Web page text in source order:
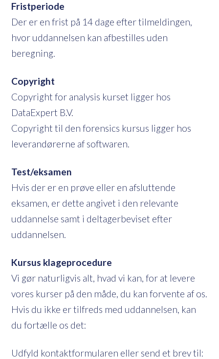
Fristperiode
Der er en frist på 14 dage efter tilmeldingen,
hvor uddannelsen kan afbestilles uden
beregning.
Copyright
Copyright for analysis kurset ligger hos
DataExpert B.V.
Copyright til den forensics kursus ligger hos
leverandørerne af softwaren.
Test/eksamen
Hvis der er en prøve eller en afsluttende
eksamen, er dette angivet i den relevante
uddannelse samt i deltagerbeviset efter
uddannelsen.
Kursus klageprocedure
Vi gør naturligvis alt, hvad vi kan, for at levere
vores kurser på den måde, du kan forvente af os.
Hvis du ikke er tilfreds med uddannelsen, kan
du fortælle os det:
Udfyld kontaktformularen eller send et brev til: